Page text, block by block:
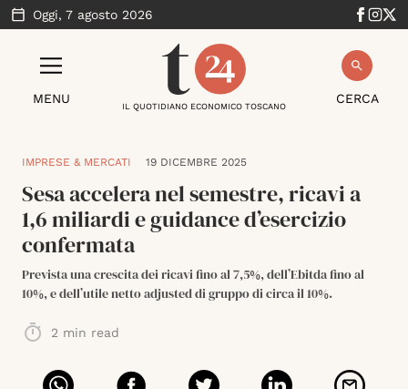
Oggi, 7 agosto 2026
MENU CERCA
IL QUOTIDIANO ECONOMICO TOSCANO
IMPRESE & MERCATI 19 DICEMBRE 2025
Sesa accelera nel semestre, ricavi a
1,6 miliardi e guidance d’esercizio
confermata
Prevista una crescita dei ricavi fino al 7,5%, dell’Ebitda fino al
10%, e dell’utile netto adjusted di gruppo di circa il 10%.
2 min read